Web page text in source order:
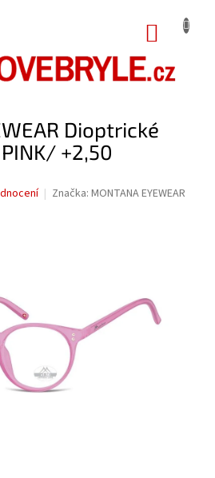
Dioptrické
+2,50
Značka: MONTANA EYEWEAR